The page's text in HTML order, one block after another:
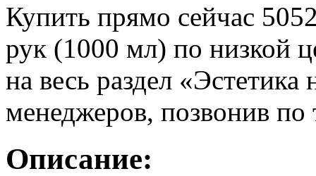
Купить прямо сейчас
рук (1000 мл) по низкой
на весь раздел
менеджеров, позвонив по
Описание: